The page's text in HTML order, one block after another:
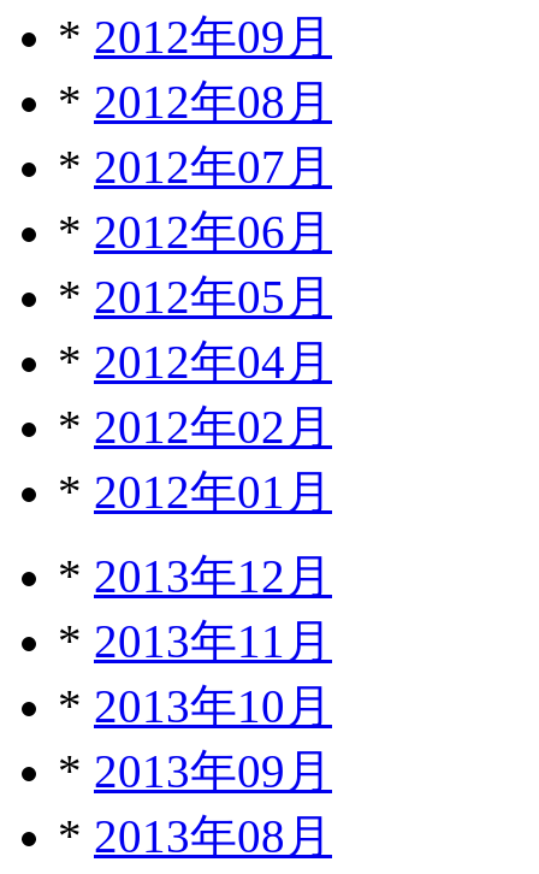
* 2012年09月
* 2012年08月
* 2012年07月
* 2012年06月
* 2012年05月
* 2012年04月
* 2012年02月
* 2012年01月
* 2013年12月
* 2013年11月
* 2013年10月
* 2013年09月
* 2013年08月